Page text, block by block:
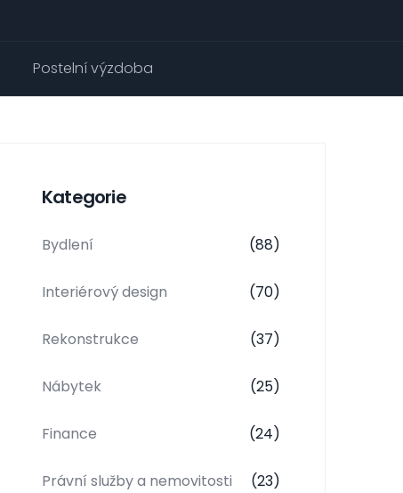
Postelní výzdoba
Kategorie
Bydlení (88)
Interiérový design (70)
Rekonstrukce (37)
Nábytek (25)
Finance (24)
Právní služby a nemovitosti (23)